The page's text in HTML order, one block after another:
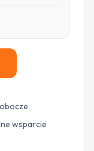
wsparcie